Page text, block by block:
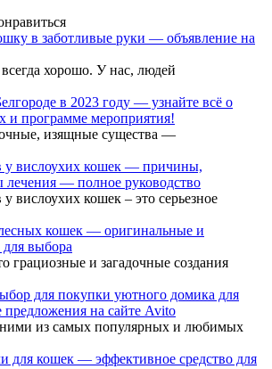
в заботливые руки — объявление на
хорошо. У нас, людей
в 2023 году — узнайте всё о
и программе мероприятия!
изящные существа —
у вислоухих кошек — причины,
— полное руководство
у вислоухих кошек – это серьезное
кошек — оригинальные и
выбора
и загадочные создания
для покупки уютного домика для
на сайте Avito
из самых популярных и любимых
для кошек — эффективное средство для